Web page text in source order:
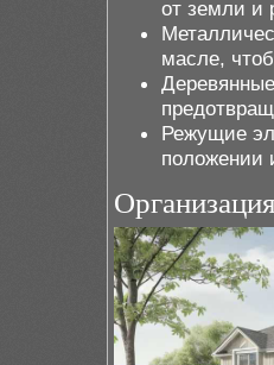
от земли и
масле,
Режущие
положении